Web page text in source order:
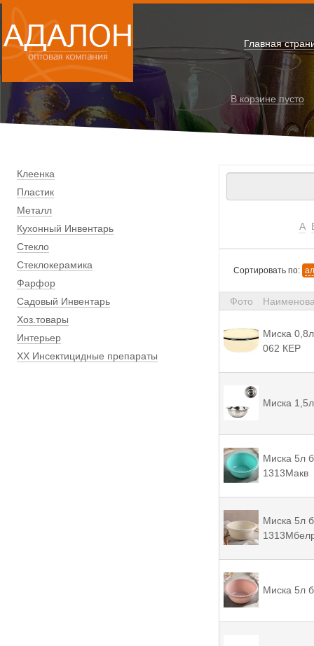
Главная
В корзине пусто
Клеенка
Пластик
Металл
Кухонный Инвентарь
Стекло
Стеклокерамика
Фарфор
Садовый Инвентарь
Хоз.товары
Интерьер
ХХ Инсектицидные препараты
А
Сортировать по:
Фото
Миска
062 КЕР
Миска
Миска 5л
1313Mакв
Миска 5л
Миска 5л